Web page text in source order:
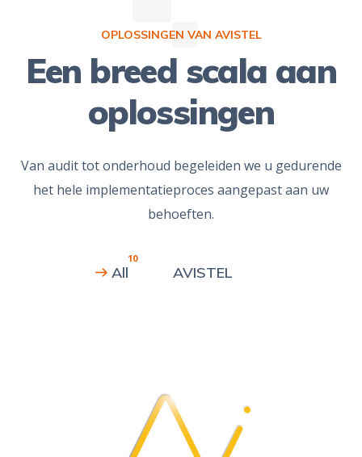
OPLOSSINGEN VAN AVISTEL
Een breed scala aan
oplossingen
Van audit tot onderhoud begeleiden we u gedurende
het hele implementatieproces aangepast aan uw
behoeften.
All
10
AVISTEL